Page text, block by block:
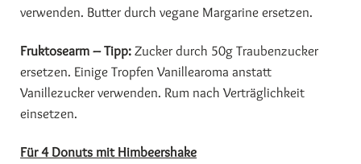
verwenden. Butter durch vegane Margarine ersetzen.
Fruktosearm – Tipp: Zucker durch 50g Traubenzucker
ersetzen. Einige Tropfen Vanillearoma anstatt
Vanillezucker verwenden. Rum nach Verträglichkeit
einsetzen.
Für 4 Donuts mit Himbeershake